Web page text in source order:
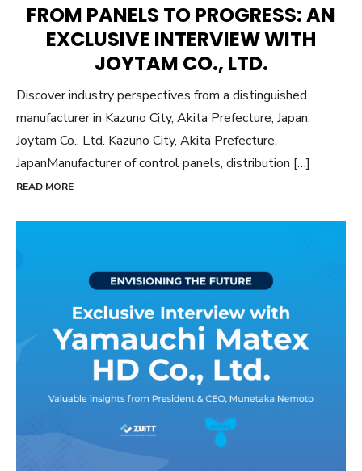
FROM PANELS TO PROGRESS: AN
EXCLUSIVE INTERVIEW WITH
JOYTAM CO., LTD.
Discover industry perspectives from a distinguished
manufacturer in Kazuno City, Akita Prefecture, Japan.
Joytam Co., Ltd. Kazuno City, Akita Prefecture,
JapanManufacturer of control panels, distribution […]
READ MORE